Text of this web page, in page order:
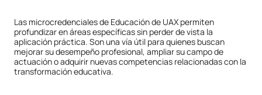
Las microcredenciales de Educación de UAX permiten
profundizar en áreas específicas sin perder de vista la
aplicación práctica. Son una vía útil para quienes buscan
mejorar su desempeño profesional, ampliar su campo de
actuación o adquirir nuevas competencias relacionadas con la
transformación educativa.